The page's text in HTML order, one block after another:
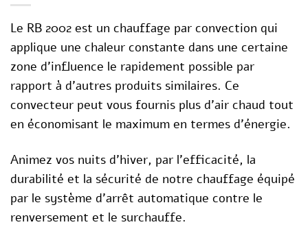
Le RB 2002 est un chauffage par convection qui
applique une chaleur constante dans une certaine
zone d’influence le rapidement possible par
rapport à d’autres produits similaires. Ce
convecteur peut vous fournis plus d’air chaud tout
en économisant le maximum en termes d’énergie.
Animez vos nuits d’hiver, par l’efficacité, la
durabilité et la sécurité de notre chauffage équipé
par le système d’arrêt automatique contre le
renversement et le surchauffe.